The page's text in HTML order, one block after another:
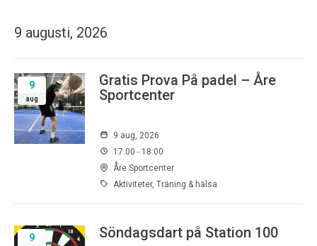
9 augusti, 2026
9
aug
Gratis Prova På padel – Åre
Sportcenter
9 aug, 2026
17:00 - 18:00
Åre Sportcenter
Aktiviteter, Träning & hälsa
9 Söndagsdart på Station 100